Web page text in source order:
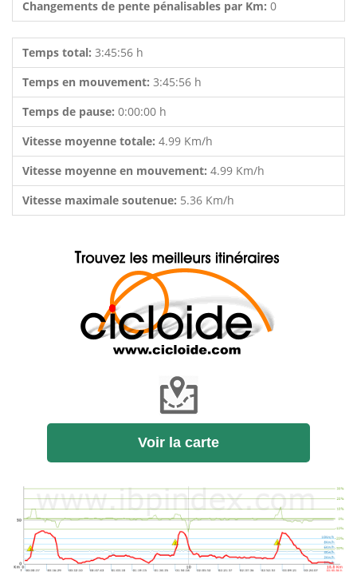
Changements de pente pénalisables par Km: 0
Temps total: 3:45:56 h
Temps en mouvement: 3:45:56 h
Temps de pause: 0:00:00 h
Vitesse moyenne totale: 4.99 Km/h
Vitesse moyenne en mouvement: 4.99 Km/h
Vitesse maximale soutenue: 5.36 Km/h
Voir la carte